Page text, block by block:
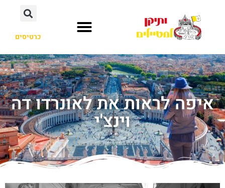
כרטיסים
איפה לראות את לאונרדו דה
וינצ'י